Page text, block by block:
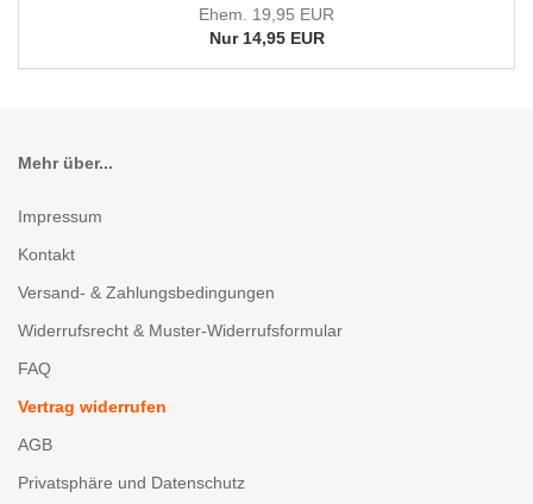
Ehem. 19,95 EUR
Nur 14,95 EUR
Mehr über...
Impressum
Kontakt
Versand- & Zahlungsbedingungen
Widerrufsrecht & Muster-Widerrufsformular
FAQ
Vertrag widerrufen
AGB
Privatsphäre und Datenschutz